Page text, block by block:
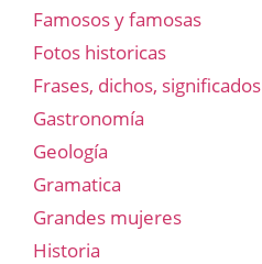
Famosos y famosas
Fotos historicas
Frases, dichos, significados
Gastronomía
Geología
Gramatica
Grandes mujeres
Historia